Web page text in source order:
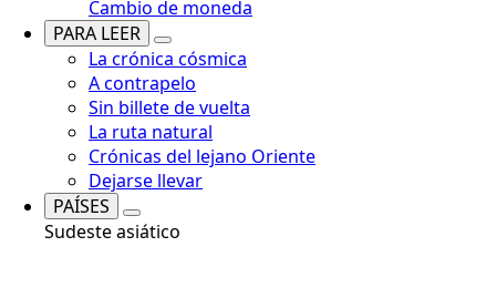
Cambio de moneda
PARA LEER
La crónica cósmica
A contrapelo
Sin billete de vuelta
La ruta natural
Crónicas del lejano Oriente
Dejarse llevar
PAÍSES
Sudeste asiático